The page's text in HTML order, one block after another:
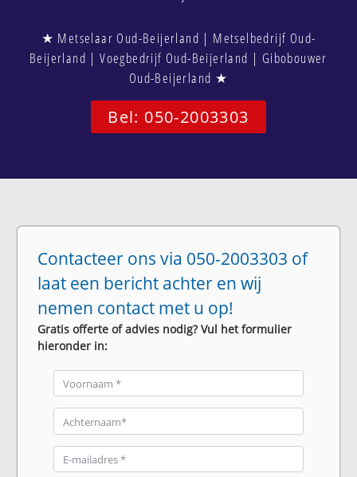
★ Metselaar Oud-Beijerland | Metselbedrijf Oud-
Beijerland | Voegbedrijf Oud-Beijerland | Gibobouwer
Oud-Beijerland ★
Bel: 050-2003303
Contacteer ons via 050-2003303 of
laat een bericht achter en wij
nemen contact met u op!
Gratis offerte of advies nodig? Vul het formulier
hieronder in: